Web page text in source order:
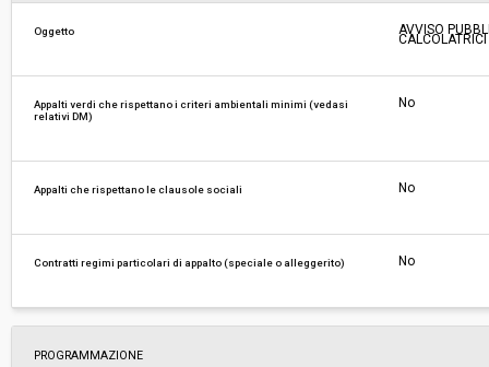
Costi di sicurezza non soggetti a
Oggetto AVVISO
Appalti verdi che rispettano i criteri ambientali minimi (vedasi
relativi DM)
No
Appalti che rispettano le clausole sociali No
Contratti regimi particolari di appalto (speciale o alleggerito) No
PROGRAMMAZIONE